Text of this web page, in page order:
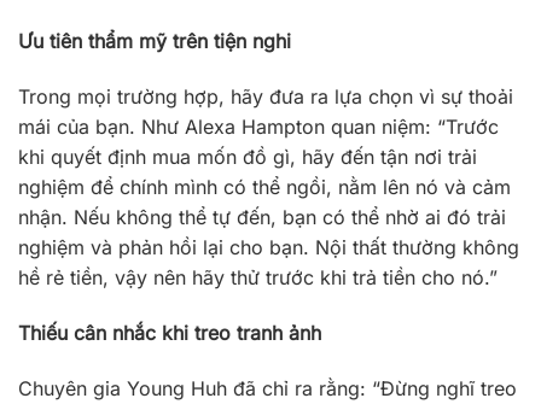
Ưu tiên thẩm mỹ trên tiện nghi
Trong mọi trường hợp, hãy đưa ra lựa chọn vì sự thoải
mái của bạn. Như Alexa Hampton quan niệm: “Trước
khi quyết định mua mốn đồ gì, hãy đến tận nơi trải
nghiệm để chính mình có thể ngồi, nằm lên nó và cảm
nhận. Nếu không thể tự đến, bạn có thể nhờ ai đó trải
nghiệm và phản hồi lại cho bạn. Nội thất thường không
hề rẻ tiền, vậy nên hãy thử trước khi trả tiền cho nó.”
Thiếu cân nhắc khi treo tranh ảnh
Chuyên gia Young Huh đã chỉ ra rằng: “Đừng nghĩ treo